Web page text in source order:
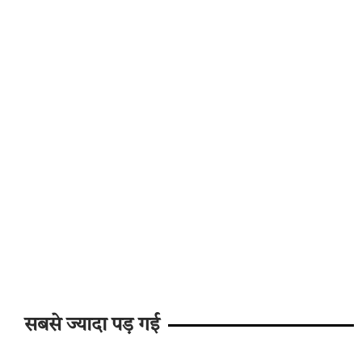
सबसे ज्यादा पड़ गई